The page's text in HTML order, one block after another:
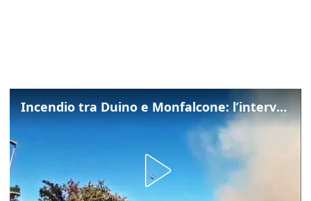
Incendio tra Duino e Monfalcone: l’intervento dei vigili del fuoco